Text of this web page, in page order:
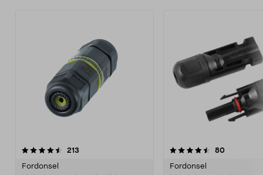
213
Fordonsel
4.5 av 5 stjärnor 80
Fordonsel
4.0 av 5 stjärnor